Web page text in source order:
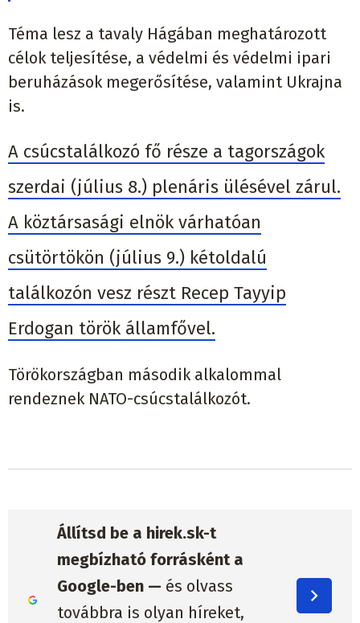
Téma lesz a tavaly Hágában meghatározott
célok teljesítése, a védelmi és védelmi ipari
beruházások megerősítése, valamint Ukrajna
is.
A csúcstalálkozó fő része a tagországok
szerdai (július 8.) plenáris ülésével zárul.
A köztársasági elnök várhatóan
csütörtökön (július 9.) kétoldalú
találkozón vesz részt Recep Tayyip
Erdogan török államfővel.
Törökországban második alkalommal
rendeznek NATO-csúcstalálkozót.
Állítsd be a hirek.sk-t
megbízható forrásként a
Google-ben — és olvass
továbbra is olyan híreket,